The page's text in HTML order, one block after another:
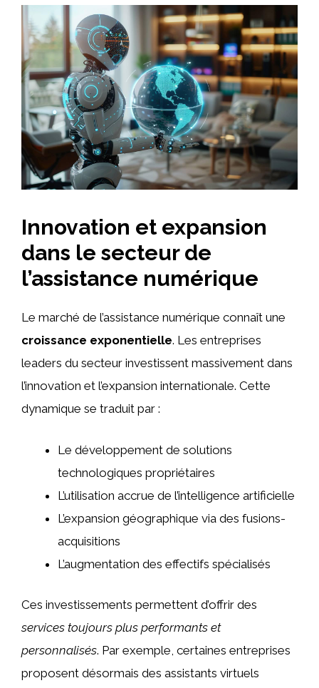
Innovation et expansion
dans le secteur de
l’assistance numérique
Le marché de l’assistance numérique connaît une
croissance exponentielle. Les entreprises
leaders du secteur investissent massivement dans
l’innovation et l’expansion internationale. Cette
dynamique se traduit par :
Le développement de solutions
technologiques propriétaires
L’utilisation accrue de l’intelligence artificielle
L’expansion géographique via des fusions-
acquisitions
L’augmentation des effectifs spécialisés
Ces investissements permettent d’offrir des
services toujours plus performants et
personnalisés. Par exemple, certaines entreprises
proposent désormais des assistants virtuels